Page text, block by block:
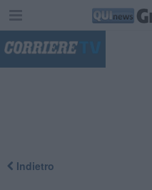
Indietro